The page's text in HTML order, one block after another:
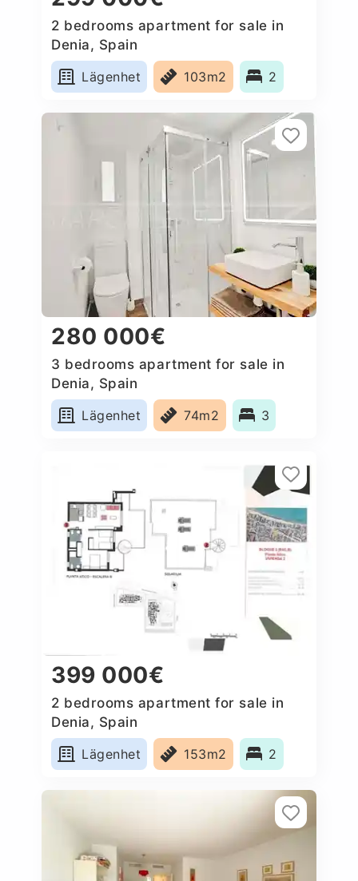
2 bedrooms apartment for sale in
Denia, Spain
Lägenhet
103m2 2
280 000€
3 bedrooms apartment for sale in
Denia, Spain
Lägenhet
74m2 3
399 000€
2 bedrooms apartment for sale in
Denia, Spain
Lägenhet
153m2 2